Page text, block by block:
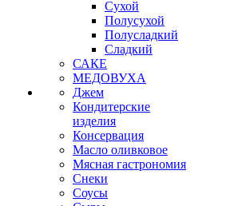
Сухой
Полусухой
Полусладкий
Сладкий
САКЕ
МЕДОВУХА
Джем
Кондитерские
изделия
Консервация
Масло оливковое
Мясная гастрономия
Снеки
Соусы